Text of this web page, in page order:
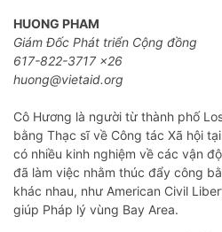
HUONG PHAM
Giám Đốc Phát triển Cộng đồng
617-822-3717 x26
huong@vietaid.org
Cô Hương là người từ thành phố
bằng Thạc sĩ về Công tác Xã hội
có nhiều kinh nghiệm về các vận
đã làm việc nhằm thúc đẩy công
khác nhau, như American Civil
giúp Pháp lý vùng Bay Area.